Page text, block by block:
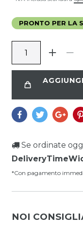
PRONTO PER LA
Se ordinate
*Con pagamento
NOI